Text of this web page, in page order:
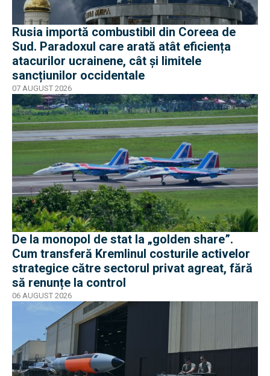
Rusia importă combustibil din Coreea de
Sud. Paradoxul care arată atât eficiența
atacurilor ucrainene, cât și limitele
sancțiunilor occidentale
07 AUGUST 2026
De la monopol de stat la „golden share”.
Cum transferă Kremlinul costurile activelor
strategice către sectorul privat agreat, fără
să renunțe la control
06 AUGUST 2026